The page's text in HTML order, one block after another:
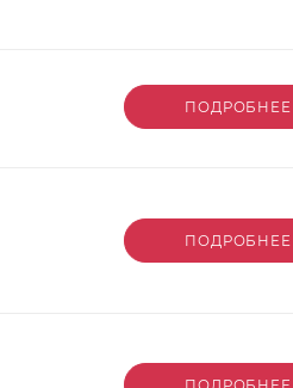
ПОДРОБНЕЕ
ПОДРОБНЕЕ